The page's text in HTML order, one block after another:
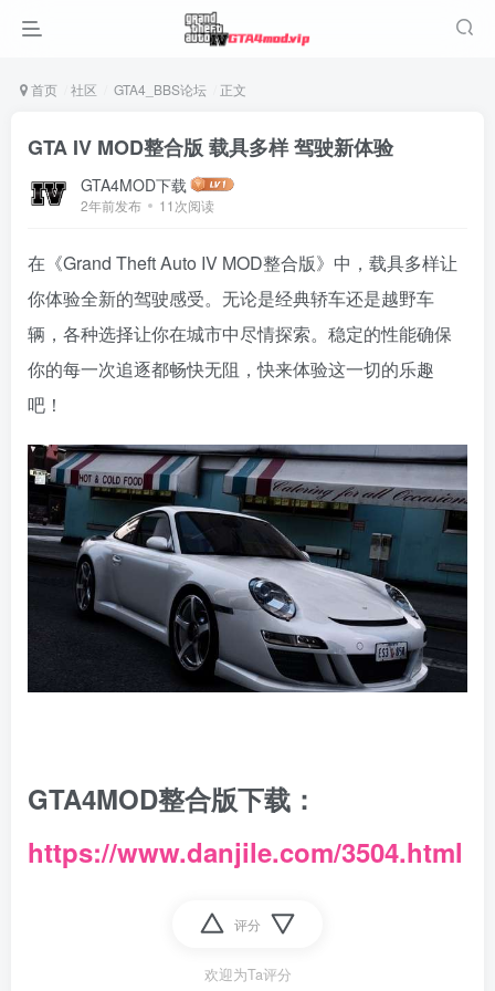
首页 社区 GTA4_BBS论坛 正文
GTA IV MOD整合版 载具多样 驾驶新体验
GTA4MOD下载
2年前发布 11次阅读
在《Grand Theft Auto IV MOD整合版》中，载具多样让
你体验全新的驾驶感受。无论是经典轿车还是越野车
辆，各种选择让你在城市中尽情探索。稳定的性能确保
你的每一次追逐都畅快无阻，快来体验这一切的乐趣
吧！
GTA4MOD整合版下载：
https://www.danjile.com/3504.html
评分
欢迎为Ta评分